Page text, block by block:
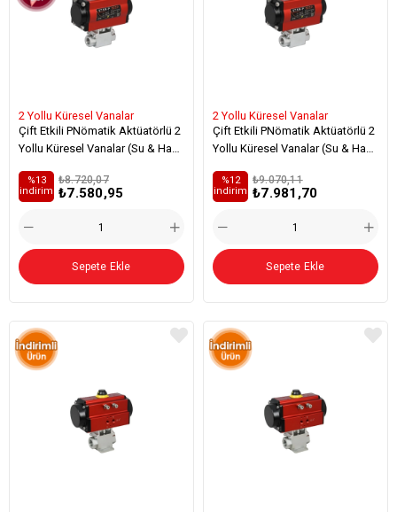
2 Yollu Küresel Vanalar
Çift Etkili PNömatik Aktüatörlü 2
Yollu Küresel Vanalar (Su & Hava
₺7.580,95
₺8.720,07
%13
i̇ndirim
Sepete Ekle
2 Yollu Küresel Vanalar
Çift Etkili PNömatik Aktüatörlü 2
Yollu Küresel Vanalar (Su & Hava
Viton
₺7.981,70
₺9.070,11
%12
i̇ndirim
Sepete Ekle